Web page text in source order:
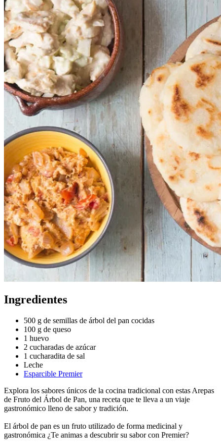
Ingredientes
500 g de semillas de árbol del pan cocidas
100 g de queso
1 huevo
2 cucharadas de azúcar
1 cucharadita de sal
Leche
Esparcible Premier
Explora los sabores únicos de la cocina tradicional con estas Arepas
de Fruto del Árbol de Pan, una receta que te lleva a un viaje
gastronómico lleno de sabor y tradición.
El árbol de pan es un fruto utilizado de forma medicinal y
gastronómica ¿Te animas a descubrir su sabor con Premier?